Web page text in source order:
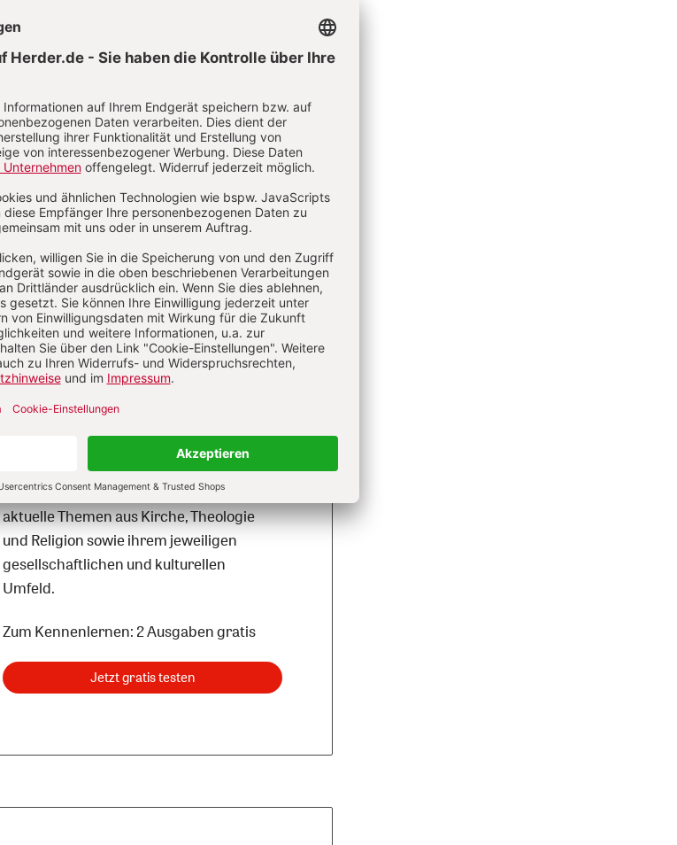
Die Herder
Korrespondenz im Abo
Die Herder Korrespondenz berichtet über
aktuelle Themen aus Kirche, Theologie
und Religion sowie ihrem jeweiligen
gesellschaftlichen und kulturellen
Umfeld.
Zum Kennenlernen: 2 Ausgaben gratis
Jetzt gratis testen